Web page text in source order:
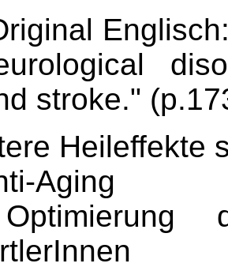
stroke."
Heileffekte
Aging